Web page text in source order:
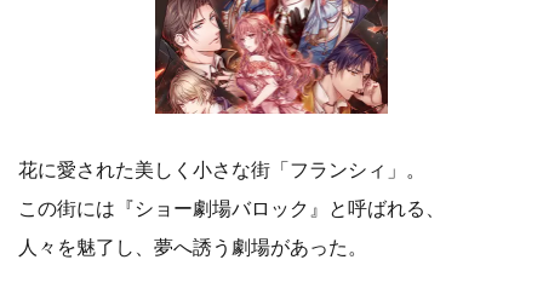
花に愛された美しく小さな街「フランシィ」。
この街には『ショー劇場バロック』と呼ばれる、
人々を魅了し、夢へ誘う劇場があった。